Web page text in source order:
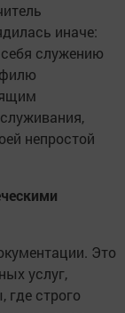
иначе:
служению
непростой
Это
услуг,
строго